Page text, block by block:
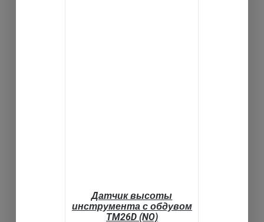
Датчик высоты
инструмента с обдувом
TM26D (NO)